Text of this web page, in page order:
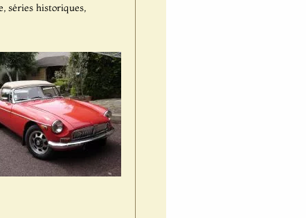
séries historiques,